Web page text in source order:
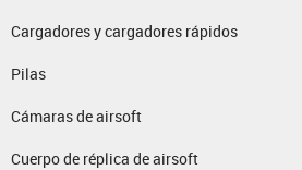
Cargadores y cargadores rápidos
Pilas
Cámaras de airsoft
Cuerpo de réplica de airsoft